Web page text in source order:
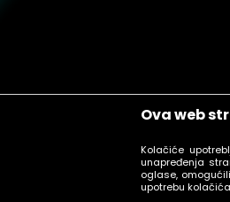
Ova web
Kolačiće
unapređenja
oglase,
upotrebu